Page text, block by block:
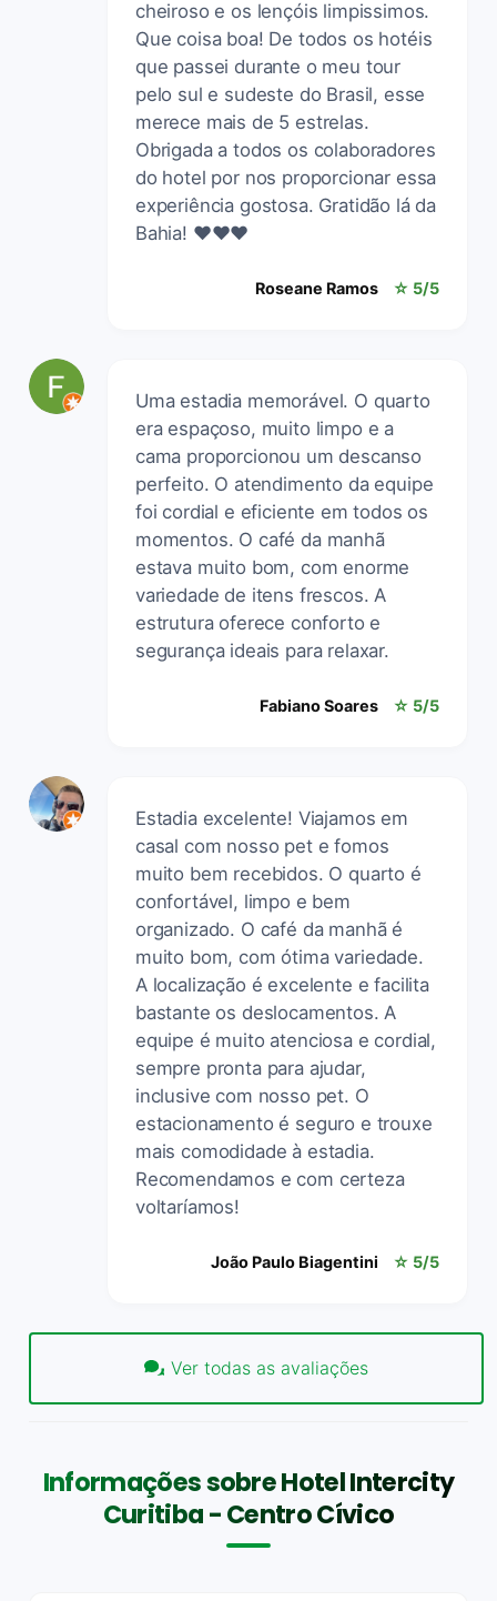
cheiroso e os lençóis limpissimos.
Que coisa boa! De todos os hotéis
que passei durante o meu tour
pelo sul e sudeste do Brasil, esse
merece mais de 5 estrelas.
Obrigada a todos os colaboradores
do hotel por nos proporcionar essa
experiência gostosa. Gratidão lá da
Bahia! ❤️❤️❤️
Roseane Ramos ☆ 5/5
Uma estadia memorável. O quarto
era espaçoso, muito limpo e a
cama proporcionou um descanso
perfeito. O atendimento da equipe
foi cordial e eficiente em todos os
momentos. O café da manhã
estava muito bom, com enorme
variedade de itens frescos. A
estrutura oferece conforto e
segurança ideais para relaxar.
Fabiano Soares ☆ 5/5
Estadia excelente! Viajamos em
casal com nosso pet e fomos
muito bem recebidos. O quarto é
confortável, limpo e bem
organizado. O café da manhã é
muito bom, com ótima variedade.
A localização é excelente e facilita
bastante os deslocamentos. A
equipe é muito atenciosa e cordial,
sempre pronta para ajudar,
inclusive com nosso pet. O
estacionamento é seguro e trouxe
mais comodidade à estadia.
Recomendamos e com certeza
voltaríamos!
João Paulo Biagentini ☆ 5/5
Ver todas as avaliações
Informações sobre Hotel Intercity
Curitiba - Centro Cívico